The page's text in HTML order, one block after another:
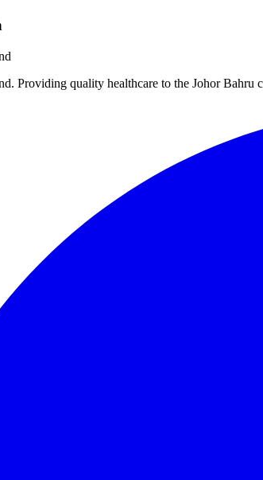
Providing quality healthcare to the Johor Bahru